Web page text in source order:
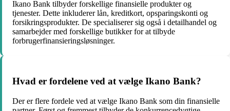
Ikano Bank tilbyder forskellige finansielle produkter og
tjenester. Dette inkluderer lån, kreditkort, opsparingskonti og
forsikringsprodukter. De specialiserer sig også i detailhandel og
samarbejder med forskellige butikker for at tilbyde
forbrugerfinansieringsløsninger.
Hvad er fordelene ved at vælge Ikano Bank?
Der er flere fordele ved at vælge Ikano Bank som din finansielle